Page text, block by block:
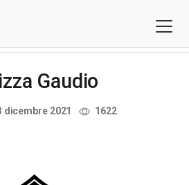
Gaudio
dicembre 2021 1622